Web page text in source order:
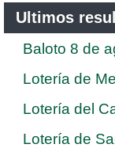
Ultimos
Baloto 8 de
Lotería de
Lotería del
Lotería de